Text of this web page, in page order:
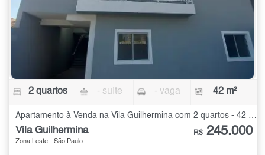
2 quartos - suíte - vaga 42 m²
Apartamento à Venda na Vila Guilhermina com 2 quartos - 42 m²
Vila Guilhermina
Zona Leste - São Paulo
R$ 245.000